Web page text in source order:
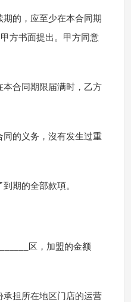
的，应至少在本合同期
方书面提出。甲方同意
合同期限届满时，乙方
同的义务，沒有发生过重
期的全部款項。
区，加盟的金额
承担所在地区门店的运营